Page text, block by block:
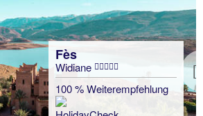
Fès
Widiane
100 % Weiterempfehlung